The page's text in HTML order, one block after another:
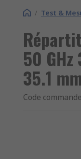
/ Test &
50
35.1
Code